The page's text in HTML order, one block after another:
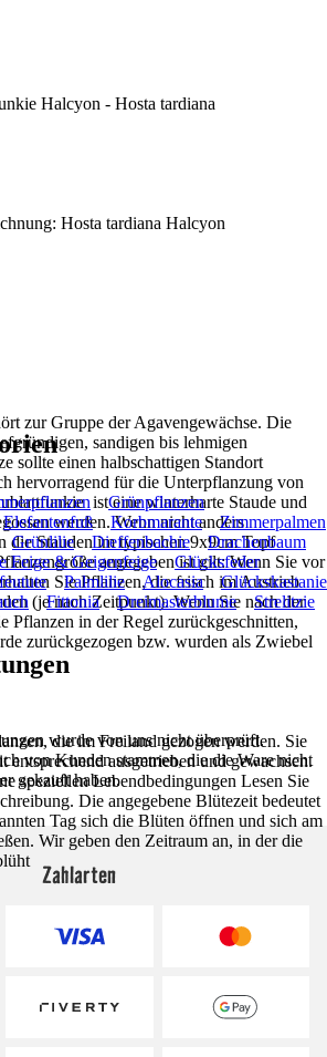
Halcyon - Hosta tardiana
Hosta tardiana Halcyon
zur Gruppe der Agavengewächse. Die
sandigen bis lehmigen
sollte einen halbschattigen Standort
hervorragend für die Unterpflanzung von
ist eine winterharte Staude und
werden. Wenn nicht anders
die Stauden im typischen 9x9cm Topf
angegeben ist gilt: Wenn Sie vor
Sie Pflanzen, die frisch im Austrieb
(je nach Zeitpunkt). Wenn Sie nach der
Pflanzen in der Regel zurückgeschnitten,
zurückgezogen bzw. wurden als Zwiebel
die im Freiland gezogen werden. Sie
entsprechend ausgetrieben und gewachsen.
speziellen Lebendbedingungen Lesen Sie
Die angegebene Blütezeit bedeutet
Tag sich die Blüten öffnen und sich am
Wir geben den Zeitraum an, in der die
Grünpflanzen
Elefantenfuß Korbmarante
Zimmerpalmen
Grünlilie Dieffenbachie
Drachenbaum
Feige & Geigenfeige
Glücksfeder
Palmlilie Alocasia
Glückskastanie
Fittonia Dreimasterblume
Strelitzie
wurde von uns nicht überprüft.
von Kunden stammen, die die Ware nicht
gekauft haben.
Zahlarten